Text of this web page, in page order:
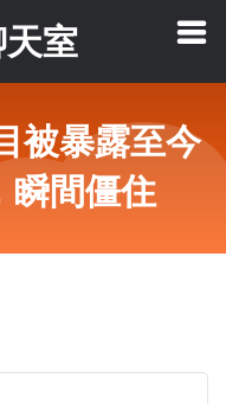
室
被暴露至今
瞬間僵住